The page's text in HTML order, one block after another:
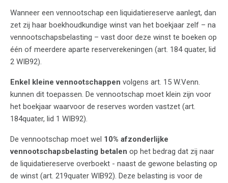
Wanneer een vennootschap een liquidatiereserve aanlegt, dan
zet zij haar boekhoudkundige winst van het boekjaar zelf – na
vennootschapsbelasting – vast door deze winst te boeken op
één of meerdere aparte reserverekeningen (art. 184 quater, lid
2 WIB92).
Enkel kleine vennootschappen volgens art. 15 W.Venn.
kunnen dit toepassen. De vennootschap moet klein zijn voor
het boekjaar waarvoor de reserves worden vastzet (art.
184quater, lid 1 WIB92).
De vennootschap moet wel 10% afzonderlijke
vennootschapsbelasting betalen op het bedrag dat zij naar
de liquidatiereserve overboekt - naast de gewone belasting op
de winst (art. 219quater WIB92). Deze belasting is voor de